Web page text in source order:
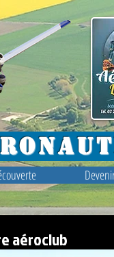
aéroclub